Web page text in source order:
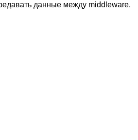
данные между middleware,